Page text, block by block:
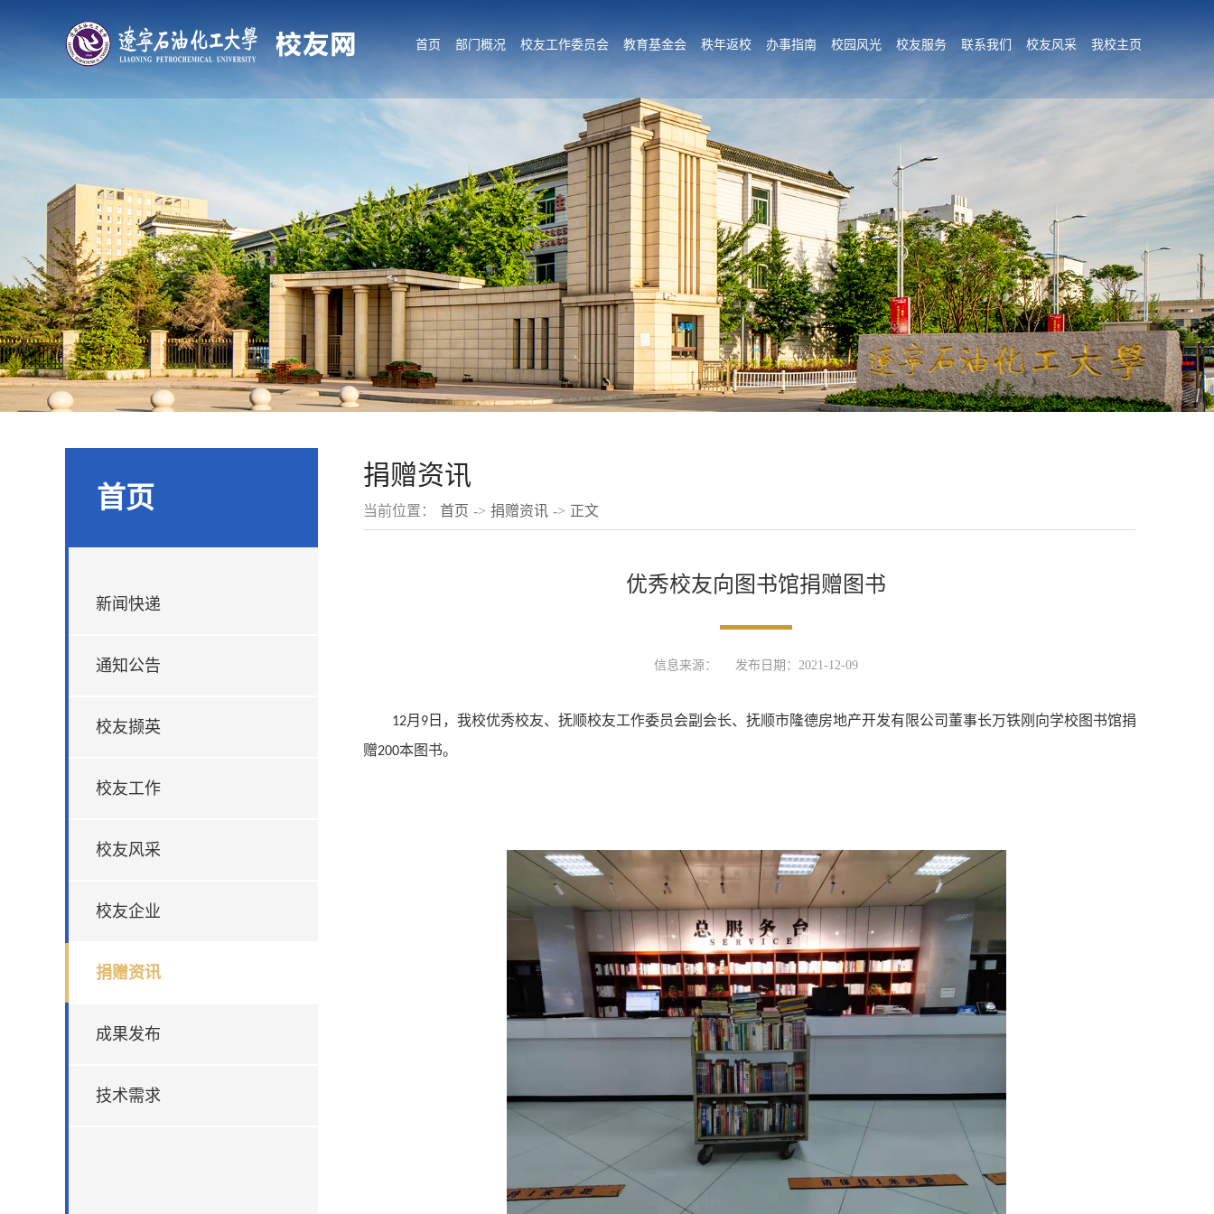
首页 部门概况 校友工作委员会 教育基金会 秩年返校 办事指南 校园风光 校友服务 联系我们 校友风采 我校主页
首页
新闻快递
通知公告
校友撷英
校友工作
校友风采
校友企业
捐赠资讯
成果发布
技术需求
捐赠资讯
当前位置： 首页 -> 捐赠资讯 -> 正文
优秀校友向图书馆捐赠图书
信息来源： 发布日期：2021-12-09
12月 9 日，我校优秀校友、 抚顺校友工作委员会副会长、 抚顺市隆德房地产开发有限公司董事长万铁刚 向学校图书馆捐
赠200本图书。